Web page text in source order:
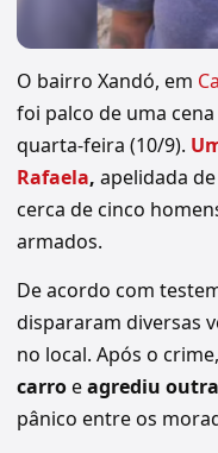
O bairro Xandó, em
foi palco de uma
quarta-feira (10/9).
Rafaela, apelidada
cerca de cinco
armados.
De acordo com
dispararam diversas
no local. Após o
carroeagrediu
pânico entre os